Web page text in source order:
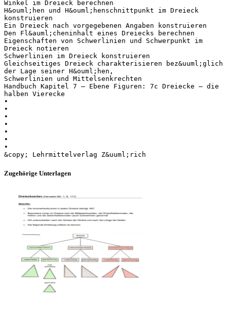
Winkel im Dreieck berechnen
H&ouml;hen und H&ouml;henschnittpunkt im Dreieck
konstruieren
Ein Dreieck nach vorgegebenen Angaben konstruieren
Den Fl&auml;cheninhalt eines Dreiecks berechnen
Eigenschaften von Schwerlinien und Schwerpunkt im
Dreieck notieren
Schwerlinien im Dreieck konstruieren
Gleichseitiges Dreieck charakterisieren bez&uuml;glich
der Lage seiner H&ouml;hen,
Schwerlinien und Mittelsenkrechten
Handbuch Kapitel 7 – Ebene Figuren: 7c Dreiecke – die
halben Vierecke
•
•
•
•
•
•
•
Zugehörige Unterlagen